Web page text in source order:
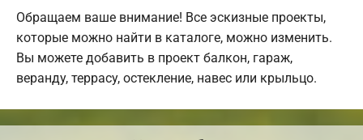
Обращаем ваше внимание! Все эскизные проекты,
которые можно найти в каталоге, можно изменить.
Вы можете добавить в проект балкон, гараж,
веранду, террасу, остекление, навес или крыльцо.